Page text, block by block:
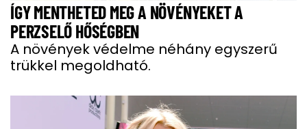
ÍGY MENTHETED MEG A NÖVÉNYEKET A
PERZSELŐ HŐSÉGBEN
A növények védelme néhány egyszerű
trükkel megoldható.